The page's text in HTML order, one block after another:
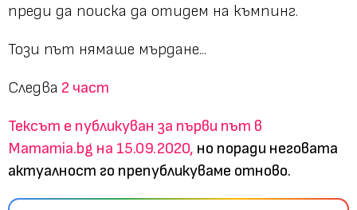
преди да поиска да отидем на къмпинг.
Този път нямаше мърдане...
Следва 2 част
Тексът е публикуван за първи път в
Mamamia.bg на 15.09.2020, но поради неговата
актуалност го препубликуваме отново.